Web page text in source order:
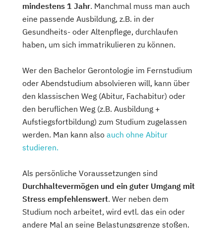
mindestens 1 Jahr. Manchmal muss man auch
eine passende Ausbildung, z.B. in der
Gesundheits- oder Altenpflege, durchlaufen
haben, um sich immatrikulieren zu können.
Wer den Bachelor Gerontologie im Fernstudium
oder Abendstudium absolvieren will, kann über
den klassischen Weg (Abitur, Fachabitur) oder
den beruflichen Weg (z.B. Ausbildung +
Aufstiegsfortbildung) zum Studium zugelassen
werden. Man kann also auch ohne Abitur
studieren.
Als persönliche Voraussetzungen sind
Durchhaltevermögen und ein guter Umgang mit
Stress empfehlenswert. Wer neben dem
Studium noch arbeitet, wird evtl. das ein oder
andere Mal an seine Belastungsgrenze stoßen.